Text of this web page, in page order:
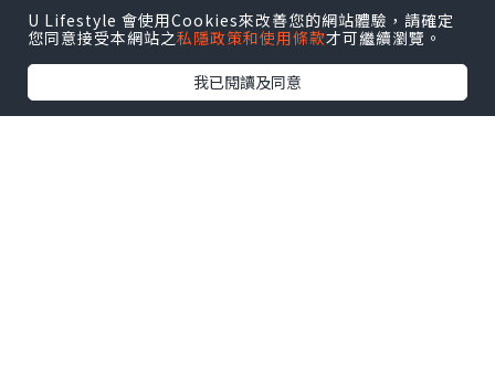
U Lifestyle 會使用Cookies來改善您的網站體驗，請確定
您同意接受本網站之私隱政策和使用條款才可繼續瀏覽。
我已閱讀及同意